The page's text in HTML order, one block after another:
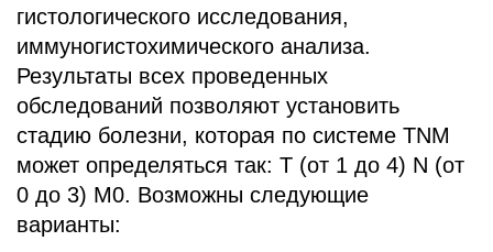
гистологического исследования,
иммуногистохимического анализа.
Результаты всех проведенных
обследований позволяют установить
стадию болезни, которая по системе TNM
может определяться так: T (от 1 до 4) N (от
0 до 3) M0. Возможны следующие
варианты: